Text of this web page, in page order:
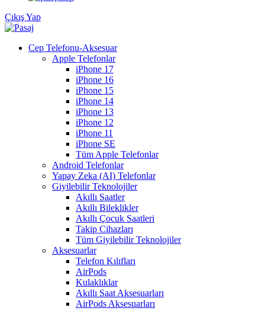
Çıkış Yap
Cep Telefonu-Aksesuar
Apple Telefonlar
iPhone 17
iPhone 16
iPhone 15
iPhone 14
iPhone 13
iPhone 12
iPhone 11
iPhone SE
Tüm Apple Telefonlar
Android Telefonlar
Yapay Zeka (AI) Telefonlar
Giyilebilir Teknolojiler
Akıllı Saatler
Akıllı Bileklikler
Akıllı Çocuk Saatleri
Takip Cihazları
Tüm Giyilebilir Teknolojiler
Aksesuarlar
Telefon Kılıfları
AirPods
Kulaklıklar
Akıllı Saat Aksesuarları
AirPods Aksesuarları